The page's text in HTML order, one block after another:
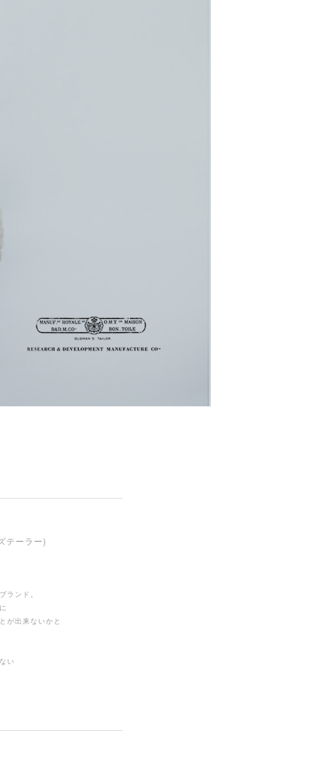
テーラー)
ランド。
が出来ないかと
い